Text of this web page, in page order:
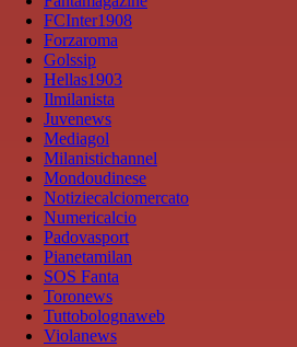
FCInter1908
Forzaroma
Golssip
Hellas1903
Ilmilanista
Juvenews
Mediagol
Milanistichannel
Mondoudinese
Notiziecalciomercato
Numericalcio
Padovasport
Pianetamilan
SOS Fanta
Toronews
Tuttobolognaweb
Violanews